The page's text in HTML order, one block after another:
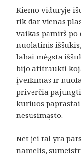
Kiemo viduryje
tik dar vienas
vaikas pamirš po
nuolatinis
labai mėgsta
bijo atitraukti
įveikimas ir
priverčia
kuriuos
nesusimąsto.
Net jei tai yra
namelis,